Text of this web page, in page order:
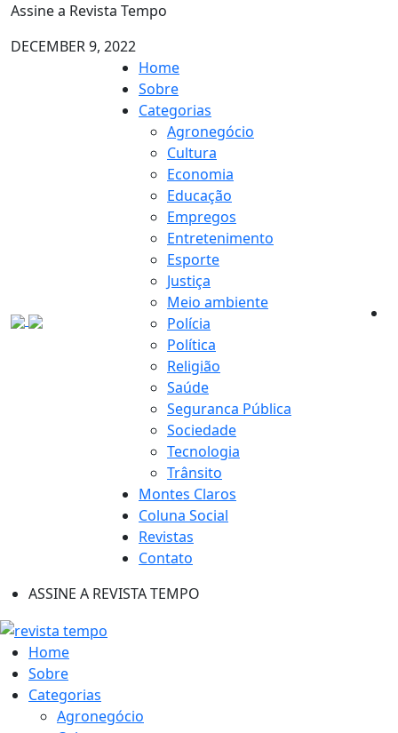
Assine a Revista Tempo
DECEMBER 9, 2022
Home
Sobre
Categorias
Agronegócio
Cultura
Economia
Educação
Empregos
Entretenimento
Esporte
Justiça
Meio ambiente
Polícia
Política
Religião
Saúde
Seguranca Pública
Sociedade
Tecnologia
Trânsito
Montes Claros
Coluna Social
Revistas
Contato
ASSINE A REVISTA TEMPO
Home
Sobre
Categorias
Agronegócio